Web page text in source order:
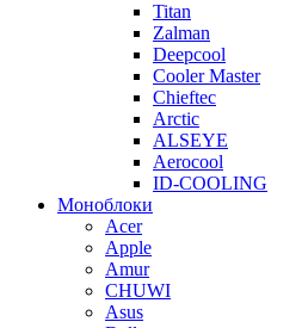
Titan
Zalman
Deepcool
Cooler Master
Chieftec
Arctic
ALSEYE
Aerocool
ID-COOLING
Моноблоки
Acer
Apple
Amur
CHUWI
Asus